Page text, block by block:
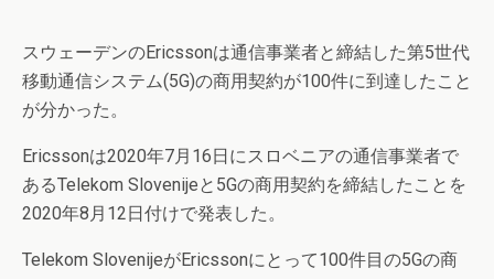
スウェーデンのEricssonは通信事業者と締結した第5世代
移動通信システム(5G)の商用契約が100件に到達したこと
が分かった。
Ericssonは2020年7月16日にスロベニアの通信事業者で
あるTelekom Slovenijeと5Gの商用契約を締結したことを
2020年8月12日付けで発表した。
Telekom SlovenijeがEricssonにとって100件目の5Gの商